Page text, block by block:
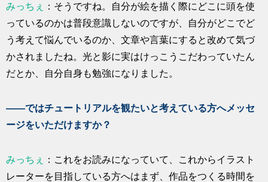
みっちぇ
：そうですね。自分が絵を描く際にどこに頭を使
っているのかは普段意識しないのですが、自分がどこでど
う考えて悩んでいるのか、文章や言葉にすると改めて気づ
かされましたね。光と影に実はけっこうこだわっていたん
だとか、自分自身も勉強になりました。
――ではチュートリアルを観たいと考えている方へメッセ
ージをいただけますか？
みっちぇ
：これをお読みになっていて、これからイラスト
レーターを目指している方へはまず、作品をつくる時間を